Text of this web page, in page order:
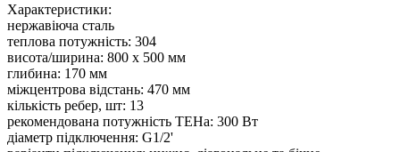
Характеристики:
нержавіюча сталь
теплова потужність: 304
висота/ширина: 800 x 500 мм
глибина: 170 мм
міжцентрова відстань: 470 мм
кількість ребер, шт: 13
рекомендована потужність ТЕНа: 300 Вт
діаметр підключення: G1/2'